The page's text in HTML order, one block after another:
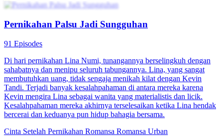
Pernikahan Palsu Jadi Sungguhan
91 Episodes
Di hari pernikahan Lina Numi, tunangannya berselingkuh dengan
sahabatnya dan menipu seluruh tabungannya. Lina, yang sangat
membutuhkan uang, tidak sengaja menikah kilat dengan Kevin
Tandi. Terjadi banyak kesalahpahaman di antara mereka karena
Kevin mengira Lina sebagai wanita yang materialistis dan licik.
Kesalahpahaman mereka akhirnya terselesaikan ketika Lina hendak
bercerai dan keduanya pun hidup bahagia bersama.
Cinta Setelah Pernikahan Romansa Romansa Urban